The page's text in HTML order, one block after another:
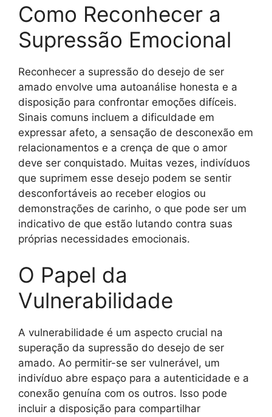
Como Reconhecer a
Supressão Emocional
Reconhecer a supressão do desejo de ser
amado envolve uma autoanálise honesta e a
disposição para confrontar emoções difíceis.
Sinais comuns incluem a dificuldade em
expressar afeto, a sensação de desconexão em
relacionamentos e a crença de que o amor
deve ser conquistado. Muitas vezes, indivíduos
que suprimem esse desejo podem se sentir
desconfortáveis ao receber elogios ou
demonstrações de carinho, o que pode ser um
indicativo de que estão lutando contra suas
próprias necessidades emocionais.
O Papel da
Vulnerabilidade
A vulnerabilidade é um aspecto crucial na
superação da supressão do desejo de ser
amado. Ao permitir-se ser vulnerável, um
indivíduo abre espaço para a autenticidade e a
conexão genuína com os outros. Isso pode
incluir a disposição para compartilhar